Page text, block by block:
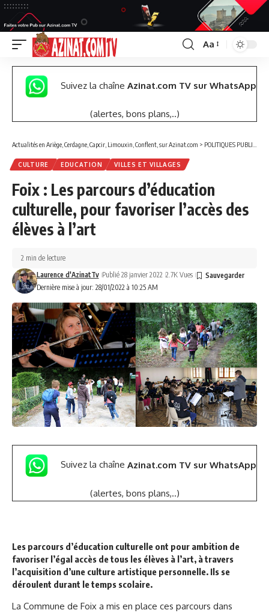
Font
Resizer
Aa
Suivez la chaîne Azinat.com TV sur WhatsApp
(alertes, bons plans,..)
Actualités en Ariège, Cerdagne, Capcir, Limouxin, Conflent, sur Azinat.com > POLITIQUES PUBLIQUES
CULTURE EDUCATION VILLES ET VILLAGES
Foix : Les parcours d’éducation
culturelle, pour favoriser l’accès des
élèves à l’art
Dernière mise à jour: 28/01/2022 à 10:25 AM
Laurence d'AzinatTv Publié 28 janvier 2022 2.7K Vues
2 min de lecture
Suivez la chaîne Azinat.com TV sur WhatsApp
(alertes, bons plans,..)
Les parcours d’éducation culturelle ont pour ambition de
favoriser l’égal accès de tous les élèves à l’art, à travers
l’acquisition d’une culture artistique personnelle. Ils se
déroulent durant le temps scolaire.
La Commune de Foix a mis en place ces parcours dans